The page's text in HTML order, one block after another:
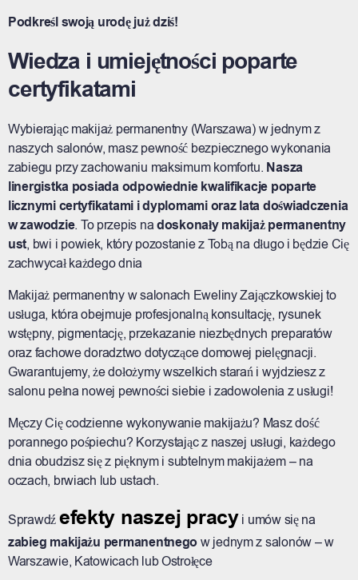
Podkreśl swoją urodę już dziś!
Wiedza i umiejętności poparte
certyfikatami
Wybierając makijaż permanentny (Warszawa) w jednym z
naszych salonów, masz pewność bezpiecznego wykonania
zabiegu przy zachowaniu maksimum komfortu. Nasza
linergistka posiada odpowiednie kwalifikacje poparte
licznymi certyfikatami i dyplomami oraz lata doświadczenia
w zawodzie. To przepis nadoskonały makijaż permanentny
ust, bwi i powiek, który pozostanie z Tobą na długo i będzie Cię
zachwycał każdego dnia
Makijaż permanentny w salonach Eweliny Zajączkowskiej to
usługa, która obejmuje profesjonalną konsultację, rysunek
wstępny, pigmentację, przekazanie niezbędnych preparatów
oraz fachowe doradztwo dotyczące domowej pielęgnacji.
Gwarantujemy, że dołożymy wszelkich starań i wyjdziesz z
salonu pełna nowej pewności siebie i zadowolenia z usługi!
Męczy Cię codzienne wykonywanie makijażu? Masz dość
porannego pośpiechu? Korzystając z naszej usługi, każdego
dnia obudzisz się z pięknym i subtelnym makijażem – na
oczach, brwiach lub ustach.
Sprawdźefekty naszej pracyi umów się na
zabieg makijażu permanentnegow jednym z salonów – w
Warszawie, Katowicach lub Ostrołęce